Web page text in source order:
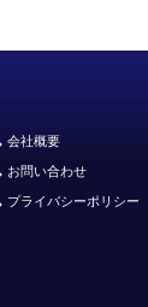
会社概要
お問い合わせ
プライバシーポリシー